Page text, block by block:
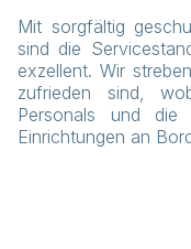
Mit sorgfältig
sind die
exzellent. Wir
zufrieden sind,
Personals und
Einrichtungen an